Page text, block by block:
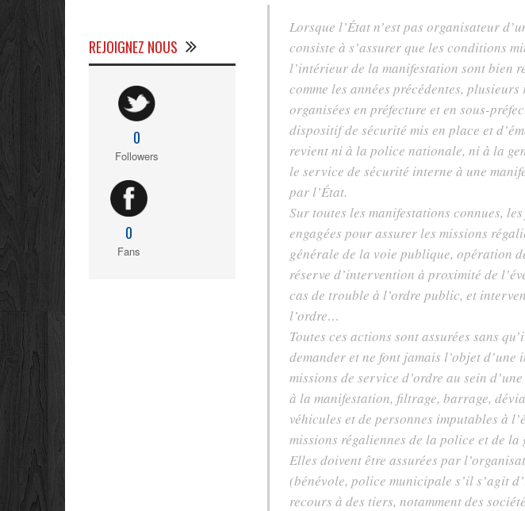
Lorsque l’État n’est pas organisateur
consiste à s’assurer que les conditions
l’intérieur de la manifestation sont bien
comme les années précédentes,
organisées en préfecture et en sous-
dispositif de sécurité mis en place et
revient ni à la police nationale, ni à la
le service de sécurité interne à une
par l’État.
Sur toutes les manifestations connues,
engagées pour assurer les missions
générale de la voie publique, opération
réserve d’intervention à proximité de
cas de trouble à l’ordre public, et
l’ordre…
Toutes ces actions sont assurées sans
demander et ne font jamais l’objet d’une
missions de service d’ordre au sein
à la manifestation, filtrage, barrage,
véhicules et de personnes imputables à
missions régaliennes de la police et de
Elles doivent être assurées par
(bénévole, police municipale s’il s’agit
recours à des tiers, notamment des
REJOIGNEZ NOUS
0
Followers
0
Fans